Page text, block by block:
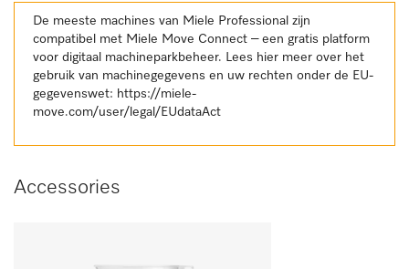
De meeste machines van Miele Professional zijn
compatibel met Miele Move Connect – een gratis platform
voor digitaal machineparkbeheer. Lees hier meer over het
gebruik van machinegegevens en uw rechten onder de EU-
gegevenswet: https://miele-
move.com/user/legal/EUdataAct
Accessories